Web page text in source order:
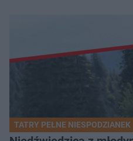
TATRY PEŁNE NIESPODZIANEK